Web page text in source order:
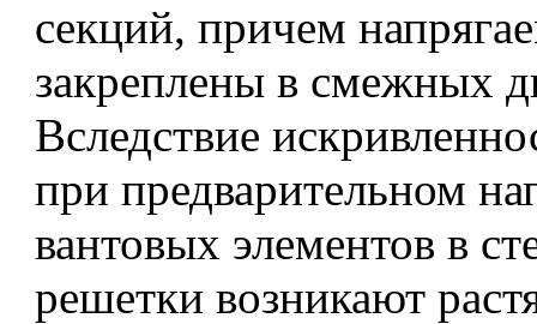
секций, причем
закреплены в смежных
Вследствие
при предварительном
вантовых элементов в
решетки возникают